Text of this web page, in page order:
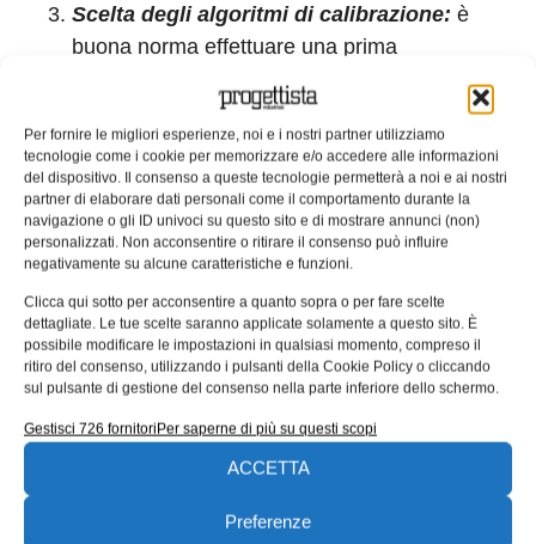
Per fornire le migliori esperienze, noi e i nostri partner utilizziamo
tecnologie come i cookie per memorizzare e/o accedere alle informazioni
del dispositivo. Il consenso a queste tecnologie permetterà a noi e ai nostri
partner di elaborare dati personali come il comportamento durante la
navigazione o gli ID univoci su questo sito e di mostrare annunci (non)
personalizzati. Non acconsentire o ritirare il consenso può influire
negativamente su alcune caratteristiche e funzioni.
Clicca qui sotto per acconsentire a quanto sopra o per fare scelte
dettagliate. Le tue scelte saranno applicate solamente a questo sito. È
possibile modificare le impostazioni in qualsiasi momento, compreso il
ritiro del consenso, utilizzando i pulsanti della Cookie Policy o cliccando
sul pulsante di gestione del consenso nella parte inferiore dello schermo.
Gestisci 726 fornitoriPer saperne di più su questi scopi
ACCETTA
Preferenze
Scelta degli algoritmi di calibrazione: è
buona norma effettuare una prima
comprendere l’influenza dei parametri sui
risultati e acquisire un buon know-how anche
per calibrazioni future, ma in presenza di
numerosi parametri e simulazioni complesse,
conviene usare algoritmi specifici, come
quello di Levenberg-Marquardt, oppure
effettuare un’ottimizzazione genetica o in un
prossimo futuro, sfruttare la potenza
dell’intelligenza artificiale
Confronto con i dati sperimentali:Si
eseguono simulazioni con il modello calibrato
e si confrontano i risultati con i dati
di calibrazione fino a ottenere una buona